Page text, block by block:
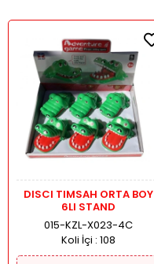
DISCI TIMSAH ORTA BOY
6LI STAND
015-KZL-X023-4C
Koli İçi : 108